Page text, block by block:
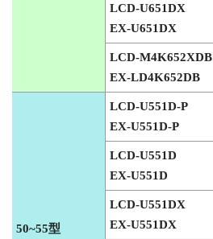
LCD-U651DX
EX-U651DX
LCD-M4K652XDB
EX-LD4K652DB
50~55型
LCD-U551D-P
EX-U551D-P
LCD-U551D
EX-U551D
LCD-U551DX
EX-U551DX